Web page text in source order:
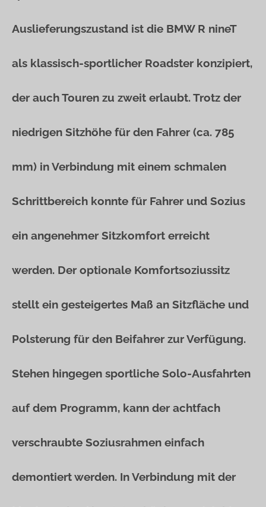
Auslieferungszustand ist die BMW R nineT
als klassisch-sportlicher Roadster konzipiert,
der auch Touren zu zweit erlaubt. Trotz der
niedrigen Sitzhöhe für den Fahrer (ca. 785
mm) in Verbindung mit einem schmalen
Schrittbereich konnte für Fahrer und Sozius
ein angenehmer Sitzkomfort erreicht
werden. Der optionale Komfortsoziussitz
stellt ein gesteigertes Maß an Sitzfläche und
Polsterung für den Beifahrer zur Verfügung.
Stehen hingegen sportliche Solo-Ausfahrten
auf dem Programm, kann der achtfach
verschraubte Soziusrahmen einfach
demontiert werden. In Verbindung mit der